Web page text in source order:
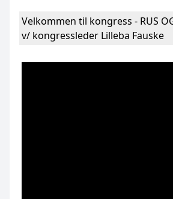
Velkommen til kongress - RUS
v/ kongressleder Lilleba Fauske